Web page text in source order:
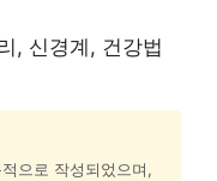
, 신경계, 건강법
으로 작성되었으며,